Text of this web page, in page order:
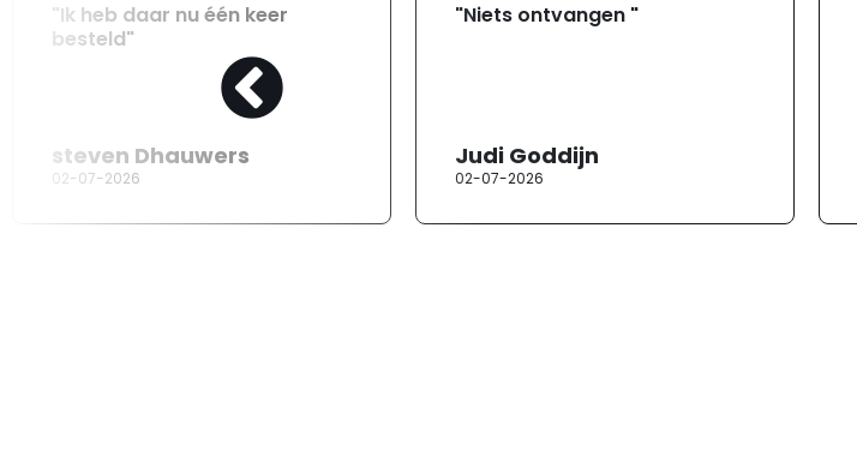
"Ik heb daar nu één keer
besteld"
steven Dhauwers
02-07-2026
"Niets ontvangen "
Judi Goddijn
02-07-2026